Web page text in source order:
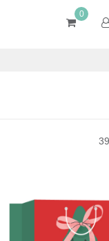
0